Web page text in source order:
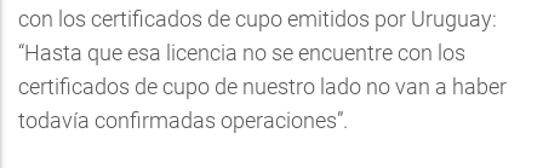
con los certificados de cupo emitidos por Uruguay:
“Hasta que esa licencia no se encuentre con los
certificados de cupo de nuestro lado no van a haber
todavía confirmadas operaciones”.